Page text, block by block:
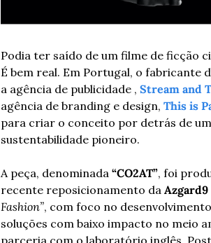
Podia ter saído de um filme de ficção
É bem real. Em Portugal, o fabricante
a agência de publicidade , Stream and
agência de branding e design, This is
para criar o conceito por detrás de
sustentabilidade pioneiro.
A peça, denominada “CO2AT”, foi
recente reposicionamento da Azgard9
Fashion”, com foco no
soluções com baixo impacto no meio
parceria com o laboratório inglês,